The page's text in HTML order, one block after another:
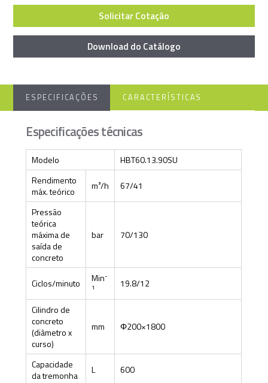
Solicitar Cotação
Download do Catálogo
ESPECIFICAÇÕES CARACTERÍSTICAS
Especificações técnicas
Modelo
HBT60.13.90SU
Rendimento
máx. teórico
m³/h 67/41
Pressão
teórica
máxima de
saída de
concreto
bar 70/130
Ciclos/minuto Min-
1
19.8/12
Cilindro de
concreto
(diâmetro x
curso)
mm Φ200×1800
Capacidade
da tremonha
L 600